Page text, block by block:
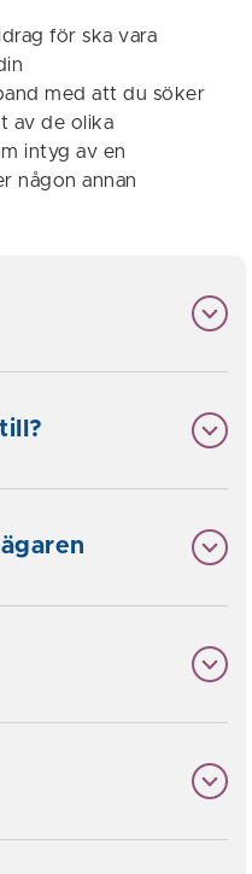
för ska vara
med att du söker
av de olika
intyg av en
någon annan